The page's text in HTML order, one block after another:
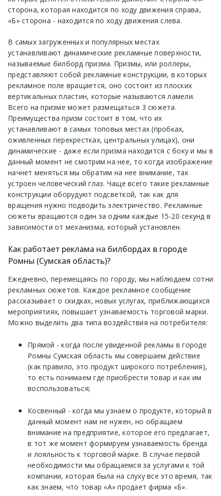
сторона, которая находится по ходу движения справа,
«Б» сторона - находится по ходу движения слева.
В самых загруженных и популярных местах
устанавливают динамические рекламные поверхности,
называемые билборд призма. Призмы, или роллеры,
представляют собой рекламные конструкции, в которых
рекламное поле вращается, оно состоит из плоских
вертикальных пластин, которые называются ламели.
Всего на призме может размещаться 3 сюжета.
Преимущества призм состоит в том, что их
устанавливают в самых топовых местах (пробках,
оживленных перекрестках, центральных улицах), они
динамические - даже если призма находится с боку и мы в
данный момент не смотрим на нее, то когда изображение
начнет меняться мы обратим на нее внимание, так
устроен человеческий глаз. Чаще всего такие рекламные
конструкции оборудуют подсветкой, так как для
вращения нужно подводить электричество. Рекламные
сюжеты вращаются один за одним каждые 15-20 секунд в
зависимости от механизма, который установлен.
Как работает реклама на билбордах в городе
Ромны (Сумская область)?
Ежедневно, перемещаясь по городу, мы наблюдаем сотни
рекламных сюжетов. Каждое рекламное сообщение
рассказывает о скидках, новых услугах, приближающихся
мероприятиях, повышает узнаваемость торговой марки.
Можно выделить два типа воздействия на потребителя:
Прямой - когда после увиденной рекламы в городе
Ромны Сумская область мы совершаем действие
(как правило, это продукт широкого потребления),
то есть понимаем где приобрести товар и как им
воспользоваться;
Косвенный - когда мы узнаем о продукте, который в
данный момент нам не нужен, но обращаем
внимание на предприятие, которое его предлагает,
в тот же момент формируем узнаваемость бренда
и лояльность к торговой марке. В случае первой
необходимости мы обращаемся за услугами к той
компании, которая была на слуху все это время, так
как знаем, что товар «А» продает фирма «Б».